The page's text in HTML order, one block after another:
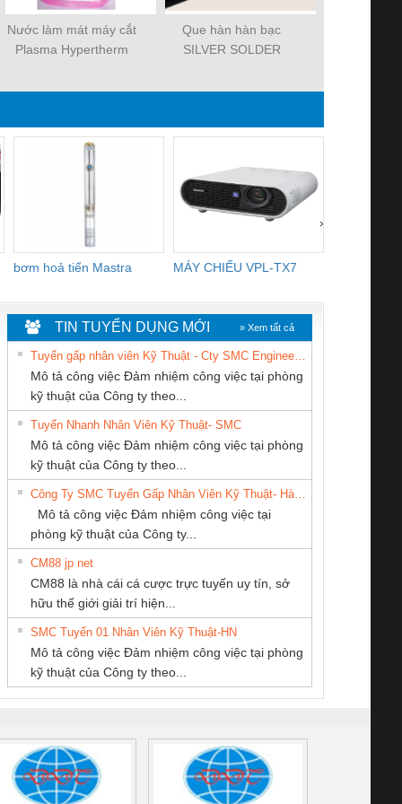
Nước làm mát máy cắt
Plasma Hypertherm
Que hàn hàn bạc
SILVER SOLDER
bơm hoả tiển Mastra MÁY CHIẾU VPL-TX7
›
An Toàn
Contact
– PSR-
SCP-
FSP/2X1/1X2
sát chuỗi
tấm pin
16I+
(2502520000)
Bộ giám sát chuỗi
tấm pin
TRANSCLINIC 16I+
1K5 L (2433950000)
Bộ giám sát dòng
TRANSCLINIC 16I+
(2008130000)
Bộ chỉnh lưu nguồn
điện TRANSCLINIC
BKE 1K5.4
(7791400879)2. Giá
Nẹp nhôm chống
trơn Đà Nẵng
TY TNHH
BỊ CÔNG
NIHON
VIỆT
CÔNG TY TNHH
MEKONG MARINE
SUPPLY
Cty TNHH TM QC
TY TNHH
MẠI
VỤ KỸ
ĐIỆN CƠ
HƯNG PHÁT
ĐỘNG TIẾN
HƯNG
company LTD
TIN TUYỂN DỤNG MỚI » Xem tất cả
Mô tả công việc Đảm nhiệm công việc tại phòng
kỹ thuật của Công ty theo...
Tuyển Nhanh Nhân Viên Kỹ Thuật- SMC
Mô tả công việc Đảm nhiệm công việc tại phòng
kỹ thuật của Công ty theo...
Mô tả công việc Đảm nhiệm công việc tại
phòng kỹ thuật của Công ty...
CM88 jp net
CM88 là nhà cái cá cược trực tuyến uy tín, sở
hữu thế giới giải trí hiện...
SMC Tuyển 01 Nhân Viên Kỹ Thuật-HN
Mô tả công việc Đảm nhiệm công việc tại phòng
kỹ thuật của Công ty theo...